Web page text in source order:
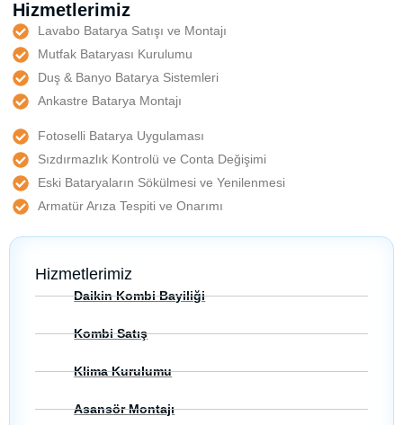
Hizmetlerimiz
Lavabo Batarya Satışı ve Montajı
Mutfak Bataryası Kurulumu
Duş & Banyo Batarya Sistemleri
Ankastre Batarya Montajı
Fotoselli Batarya Uygulaması
Sızdırmazlık Kontrolü ve Conta Değişimi
Eski Bataryaların Sökülmesi ve Yenilenmesi
Armatür Arıza Tespiti ve Onarımı
Hizmetlerimiz
Daikin Kombi Bayiliği
Kombi Satış
Klima Kurulumu
Asansör Montajı